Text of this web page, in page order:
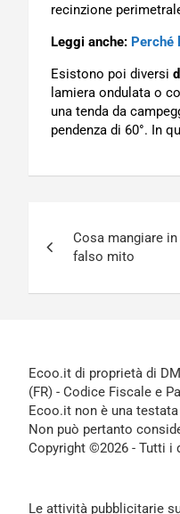
recinzione
Leggi anche: Perché
Esistono poi diversi
lamiera ondulata o
una tenda da
pendenza di 60°. In
articoli
Cosa mangiare
falso mito
Ecoo.it di proprietà di
(FR) - Codice Fiscale e
Ecoo.it non è una
Non può pertanto
Copyright ©2026 - Tutti i
Le attività pubblicitarie